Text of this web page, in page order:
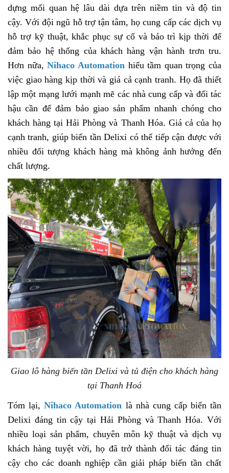
dựng mối quan hệ lâu dài dựa trên niềm tin và độ tin
cậy. Với đội ngũ hỗ trợ tận tâm, họ cung cấp các dịch vụ
hỗ trợ kỹ thuật, khắc phục sự cố và bảo trì kịp thời để
đảm bảo hệ thống của khách hàng vận hành trơn tru.
Hơn nữa, Nihaco Automation hiểu tầm quan trọng của
việc giao hàng kịp thời và giá cả cạnh tranh. Họ đã thiết
lập một mạng lưới mạnh mẽ các nhà cung cấp và đối tác
hậu cần để đảm bảo giao sản phẩm nhanh chóng cho
khách hàng tại Hải Phòng và Thanh Hóa. Giá cả của họ
cạnh tranh, giúp biến tần Delixi có thể tiếp cận được với
nhiều đối tượng khách hàng mà không ảnh hưởng đến
chất lượng.
Giao lô hàng biến tần Delixi và tủ điện cho khách hàng
tại Thanh Hoá
Tóm lại, Nihaco Automation là nhà cung cấp biến tần
Delixi đáng tin cậy tại Hải Phòng và Thanh Hóa. Với
nhiều loại sản phẩm, chuyên môn kỹ thuật và dịch vụ
khách hàng tuyệt vời, họ đã trở thành đối tác đáng tin
cậy cho các doanh nghiệp cần giải pháp biến tần chất